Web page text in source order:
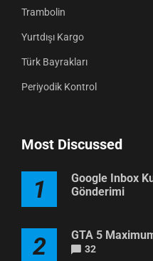
Trambolin
Yurtdışı Kargo
Türk Bayrakları
Periyodik Kontrol
Most Discussed
1
Google Inbox
Gönderimi
2 GTA 5
32